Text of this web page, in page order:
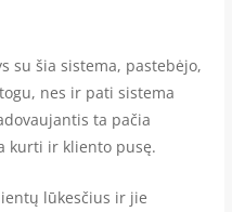
su šia sistema, pastebėjo,
nes ir pati sistema
ta pačia
kurti ir kliento pusę.
lūkesčius ir jie